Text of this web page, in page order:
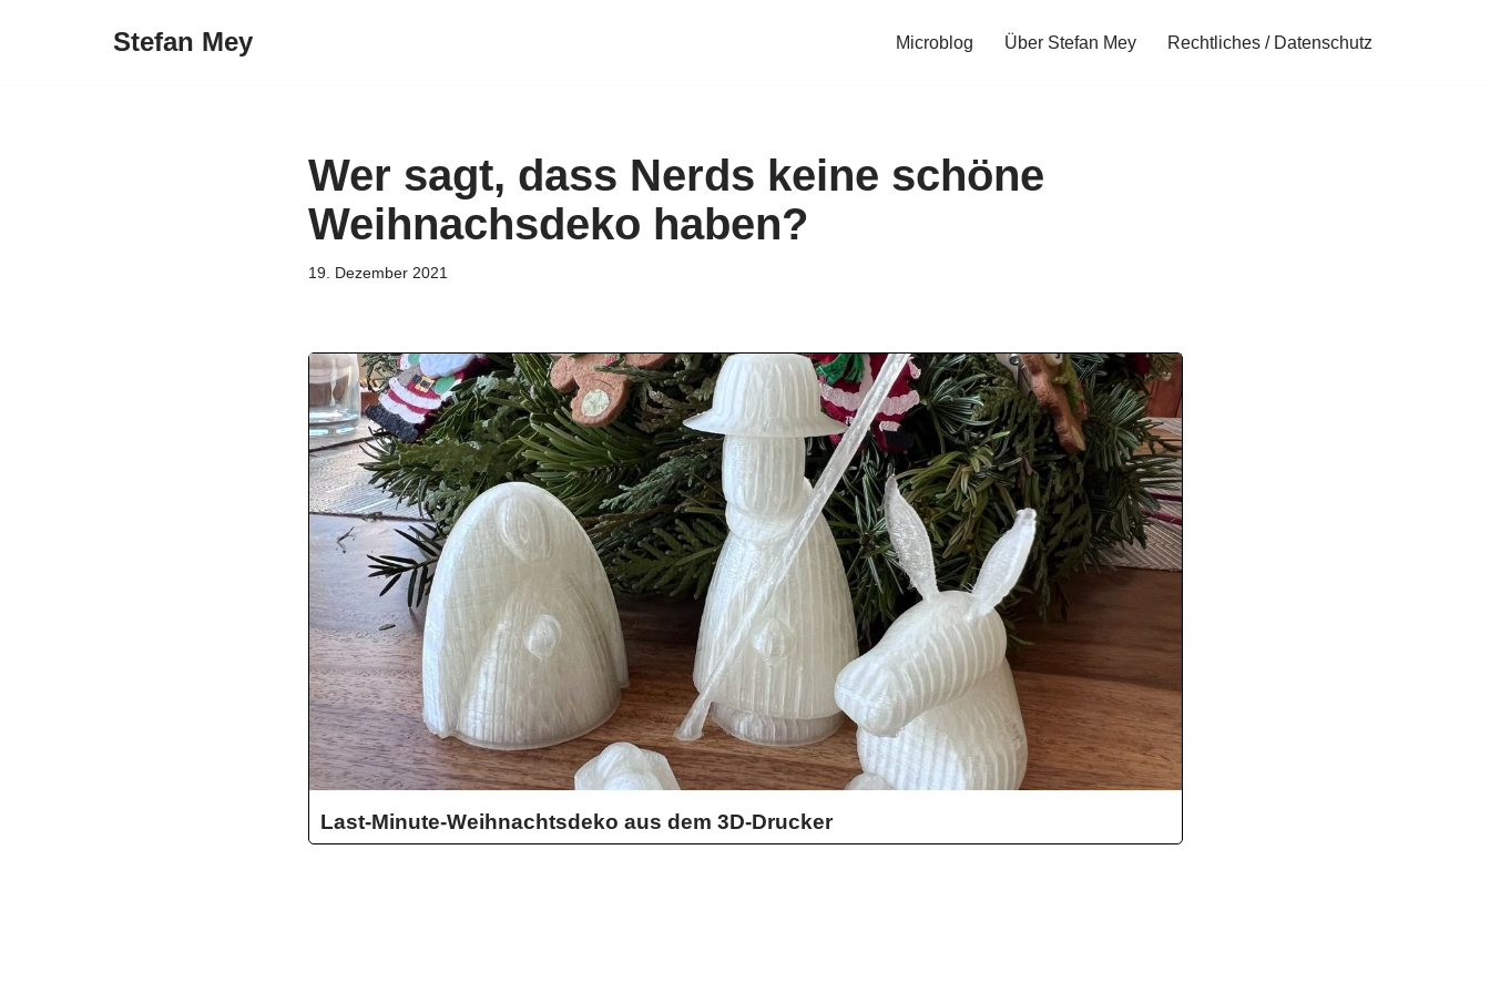
Stefan Mey Microblog Über Stefan Mey Rechtliches / Datenschutz
Wer sagt, dass Nerds keine schöne
Weihnachsdeko haben?
19. Dezember 2021
Last-Minute-Weihnachtsdeko aus dem 3D-Drucker